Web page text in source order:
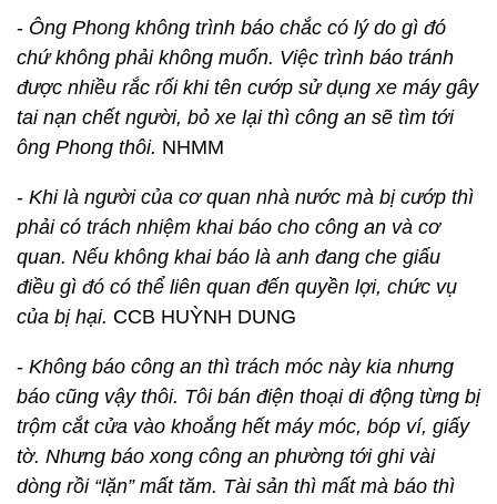
- Ông Phong không trình báo chắc có lý do gì đó
chứ không phải không muốn. Việc trình báo tránh
được nhiều rắc rối khi tên cướp sử dụng xe máy gây
tai nạn chết người, bỏ xe lại thì công an sẽ tìm tới
ông Phong thôi. NHMM
- Khi là người của cơ quan nhà nước mà bị cướp thì
phải có trách nhiệm khai báo cho công an và cơ
quan. Nếu không khai báo là anh đang che giấu
điều gì đó có thể liên quan đến quyền lợi, chức vụ
của bị hại. CCB HUỲNH DUNG
- Không báo công an thì trách móc này kia nhưng
báo cũng vậy thôi. Tôi bán điện thoại di động từng bị
trộm cắt cửa vào khoắng hết máy móc, bóp ví, giấy
tờ. Nhưng báo xong công an phường tới ghi vài
dòng rồi “lặn” mất tăm. Tài sản thì mất mà báo thì